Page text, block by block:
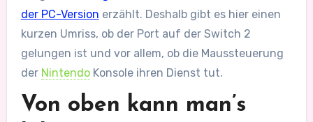
der PC-Version erzählt. Deshalb gibt es hier einen
kurzen Umriss, ob der Port auf der Switch 2
gelungen ist und vor allem, ob die Maussteuerung
der NintendoKonsole ihren Dienst tut.
Von oben kann man’s